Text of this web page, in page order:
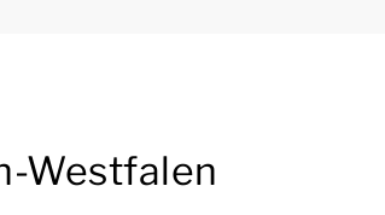
Westfalen